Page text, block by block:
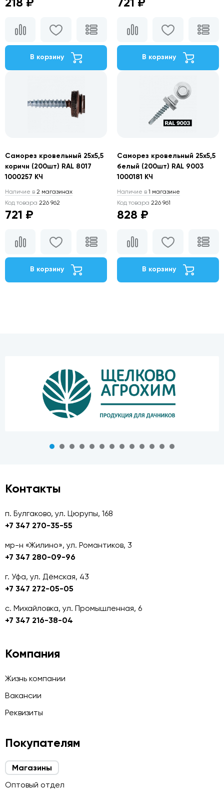
В корзину В корзину
Саморез кровельный 25х5,5
коричн (200шт) RAL 8017
1000257 КЧ
Наличие в 2 магазинах
Код товара 226 962
721 ₽
В корзину
Саморез кровельный 25х5,5
белый (200шт) RAL 9003
1000181 КЧ
Наличие в 1 магазине
Код товара 226 961
828 ₽
В корзину
Контакты
п. Булгаково, ул. Цюрупы, 168
+7 347 270-35-55
мр-н «Жилино», ул. Романтиков, 3
+7 347 280-09-96
г. Уфа, ул. Дёмская, 43
+7 347 272-05-05
с. Михайловка, ул. Промышленная, 6
+7 347 216-38-04
Компания
Жизнь компании
Вакансии
Реквизиты
Покупателям
Магазины
Оптовый отдел